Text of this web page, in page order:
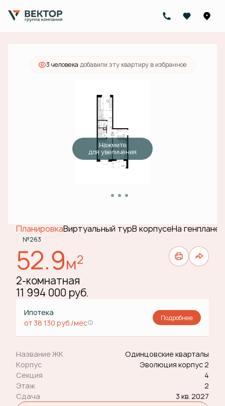
2-комнатная 11 994 000 руб.
Ипотекаот 38 130 руб./мес.
3 человекa добавили эту квартиру в избранное
Нажмите
для увеличения
ПланировкаВиртуальный турВ корпусеНа генплане
№263
52.9м2
2-комнатная
11 994 000 руб.
Ипотека
от 38 130 руб./мес
Подробнее
Название ЖК
Одинцовские кварталы
Корпус
Эволюция корпус 2
Секция
4
Этаж
2
Сдача
3 кв. 2027